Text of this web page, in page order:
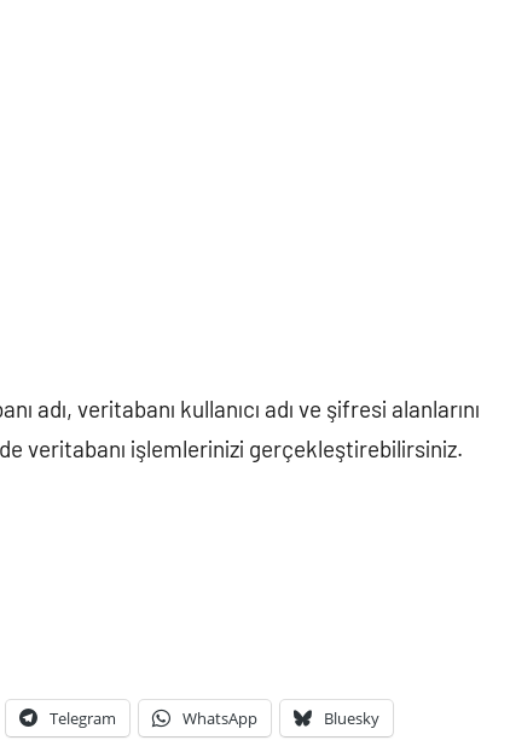
adı, veritabanı kullanıcı adı ve şifresi alanlarını
veritabanı işlemlerinizi gerçekleştirebilirsiniz.
Telegram WhatsApp Bluesky